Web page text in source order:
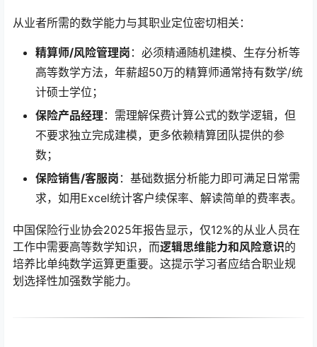
从业者所需的数学能力与其职业定位密切相关：
精算师/风险管理岗 ：必须精通随机建模、生存分析等
高等数学方法，年薪超50万的精算师通常持有数学/统
计硕士学位；
保险产品经理 ：需理解保费计算公式的数学逻辑，但
不要求独立完成建模，更多依赖精算团队提供的参
数；
保险销售/客服岗 ：基础数据分析能力即可满足日常需
求，如用Excel统计客户续保率、解读简单的费率表。
中国保险行业协会2025年报告显示，仅12%的从业人员在
工作中需要高等数学知识，而逻辑思维能力和风险意识的
培养比单纯数学运算更重要。这提示学习者应结合职业规
划选择性加强数学能力。